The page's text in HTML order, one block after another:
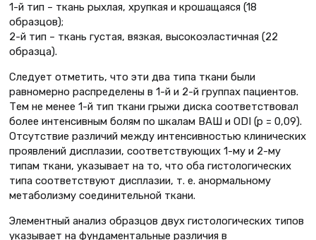
1-й тип – ткань рыхлая, хрупкая и крошащаяся (18
образцов);
2-й тип – ткань густая, вязкая, высокоэластичная (22
образца).
Следует отметить, что эти два типа ткани были
равномерно распределены в 1-й и 2-й группах пациентов.
Тем не менее 1-й тип ткани грыжи диска соответствовал
более интенсивным болям по шкалам ВАШ и ODI (p = 0,09).
Отсутствие различий между интенсивностью клинических
проявлений дисплазии, соответствующих 1-му и 2-му
типам ткани, указывает на то, что оба гистологических
типа соответствуют дисплазии, т. е. анормальному
метаболизму соединительной ткани.
Элементный анализ образцов двух гистологических типов
указывает на фундаментальные различия в